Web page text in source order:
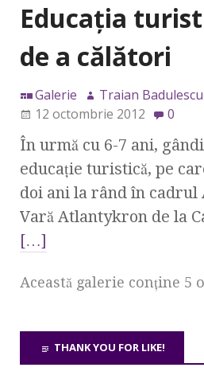
Educaţia
de a călători
Galerie
Traian Badulescu
12 octombrie 2012
0
În urmă cu 6-7 ani,
educaţie turistică, pe
doi ani la rând în cadrul
Vară Atlantykron de la
[…]
Această galerie conţine 5
THANK YOU FOR LIKE!